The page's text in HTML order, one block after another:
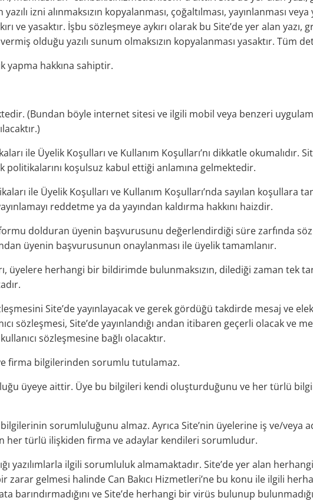
izni alınmaksızın kopyalanması, çoğaltılması, yayınlanması veya
ve yasaktır. İşbu sözleşmeye aykırı olarak bu Site’de yer alan yazı,
olduğu yazılı sunum olmaksızın kopyalanması yasaktır. Tüm
yapma hakkına sahiptir.
(Bundan böyle internet sitesi ve ilgili mobil veya benzeri
ile Üyelik Koşulları ve Kullanım Koşulları’nı dikkatle okumalıdır.
koşulsuz kabul ettiği anlamına gelmektedir.
ile Üyelik Koşulları ve Kullanım Koşulları’nda sayılan koşullara
reddetme ya da yayından kaldırma hakkını haizdir.
formu dolduran üyenin başvurusunu değerlendirdiği süre zarfında
üyenin başvurusunun onaylanması ile üyelik tamamlanır.
üyelere herhangi bir bildirimde bulunmaksızın, dilediği zaman tek
Site’de yayınlayacak ve gerek gördüğü takdirde mesaj ve
sözleşmesi, Site’de yayınlandığı andan itibaren geçerli olacak ve
sözleşmesine bağlı olacaktır.
ve firma bilgilerinden sorumlu tutulamaz.
üyeye aittir. Üye bu bilgileri kendi oluşturduğunu ve her türlü
sorumluluğunu almaz. Ayrıca Site’nin üyelerine iş ve/veya
her türlü ilişkiden firma ve adaylar kendileri sorumludur.
yazılımlarla ilgili sorumluluk almamaktadır. Site’de yer alan
zarar gelmesi halinde Can Bakıcı Hizmetleri’ne bu konu ile ilgili
barındırmadığını ve Site’de herhangi bir virüs bulunup